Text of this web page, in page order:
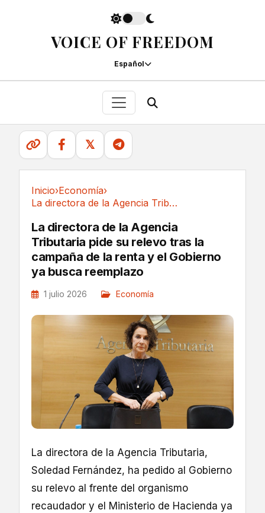
VOICE OF FREEDOM
Español
𝕏
Inicio›Economía›
La directora de la Agencia Tributaria pide su...
La directora de la Agencia
Tributaria pide su relevo tras la
campaña de la renta y el Gobierno
ya busca reemplazo
1 julio 2026 Economía
La directora de la Agencia Tributaria,
Soledad Fernández, ha pedido al Gobierno
su relevo al frente del organismo
recaudador y el Ministerio de Hacienda ya